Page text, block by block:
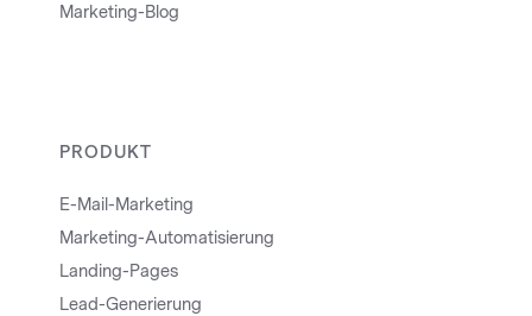
Marketing-Blog
PRODUKT
E-Mail-Marketing
Marketing-Automatisierung
Landing-Pages
Lead-Generierung